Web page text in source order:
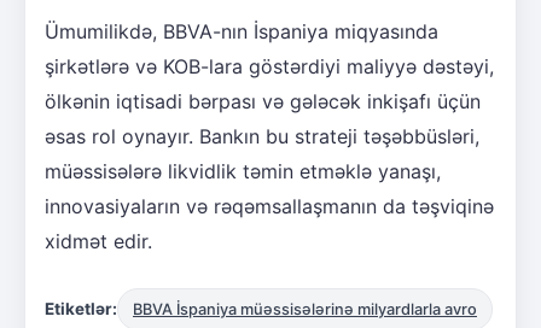
Ümumilikdə, BBVA-nın İspaniya miqyasında
şirkətlərə və KOB-lara göstərdiyi maliyyə dəstəyi,
ölkənin iqtisadi bərpası və gələcək inkişafı üçün
əsas rol oynayır. Bankın bu strateji təşəbbüsləri,
müəssisələrə likvidlik təmin etməklə yanaşı,
innovasiyaların və rəqəmsallaşmanın da təşviqinə
xidmət edir.
Etiketlər: BBVA İspaniya müəssisələrinə milyardlarla avro